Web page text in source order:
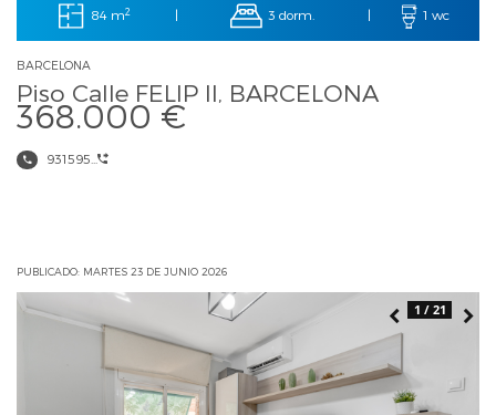
84 m2 | 3 dorm. | 1 wc
BARCELONA
Piso Calle FELIP II, BARCELONA
368.000 €
931595...
PUBLICADO: MARTES 23 DE JUNIO 2026
1 / 21